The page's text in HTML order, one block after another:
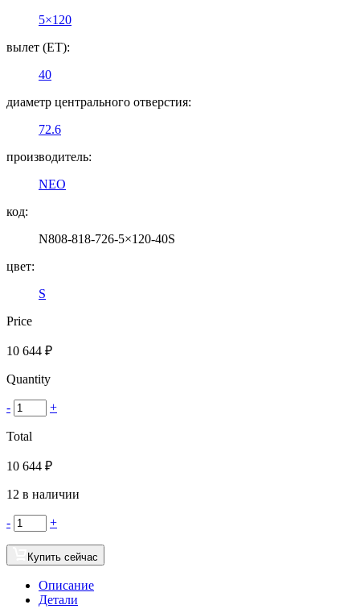
5×120
вылет (ET):
40
диаметр центрального отверстия:
72.6
производитель:
NEO
код:
N808-818-726-5×120-40S
цвет:
S
Price
10 644 ₽
Quantity
- +
Total
10 644 ₽
12 в наличии
- +
Купить сейчас
Описание
Детали